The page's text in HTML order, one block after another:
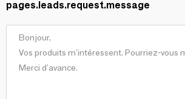
pages.leads.request.message